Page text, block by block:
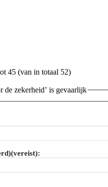
45 (van in totaal 52)
de zekerheid’ is gevaarlijk